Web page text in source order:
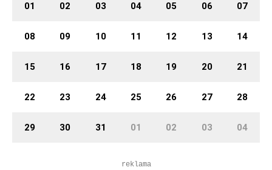
01 02 03 04 05 06 07
08 09 10 11 12 13 14
15 16 17 18 19 20 21
22 23 24 25 26 27 28
29 30 31 01 02 03 04
reklama